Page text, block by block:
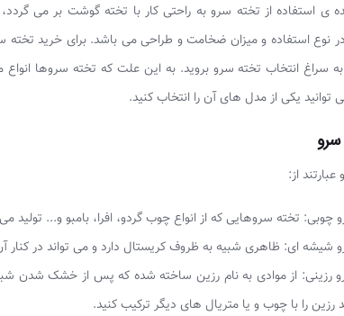
ی استفاده از تخته سرو به راحتی کار با تخته گوشت بر می
نوع استفاده و میزان ضخامت و طراحی می باشد. برای خرید تخته
سراغ انتخاب تخته سرو بروید. به این علت که تخته سروها انواع
توانید یکی از مدل های آن را انتخاب کنید.
از:
چوبی: تخته سروهایی که از انواع چوب گردو، افرا، بامبو و... تولید
شیشه ای: ظاهری شبیه به ظروف کریستال دارد و می تواند در کنار
رزینی: از موادی به نام رزین ساخته شده که پس از خشک شدن
رزین را با چوب و یا متریال های دیگر ترکیب کنید.